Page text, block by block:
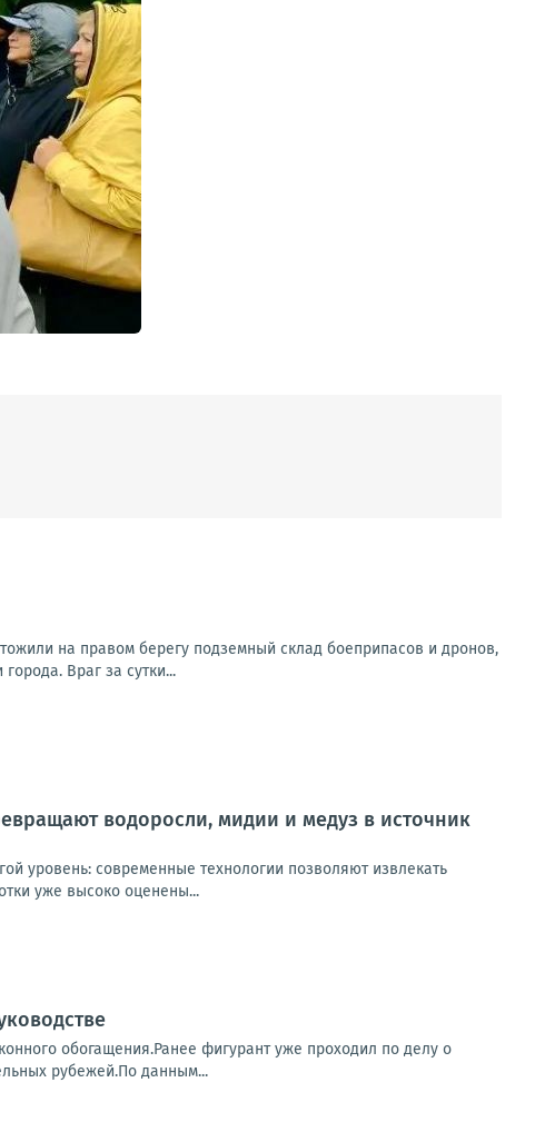
на правом берегу подземный склад боеприпасов и дронов,
Враг за сутки...
водоросли, мидии и медуз в источник
уровень: современные технологии позволяют извлекать
уже высоко оценены...
обогащения.Ранее фигурант уже проходил по делу о
рубежей.По данным...